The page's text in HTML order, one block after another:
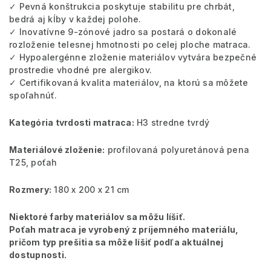
✓ Pevná konštrukcia poskytuje stabilitu pre chrbát,
bedrá aj kĺby v každej polohe.
✓ Inovatívne 9-zónové jadro sa postará o dokonalé
rozloženie telesnej hmotnosti po celej ploche matraca.
✓ Hypoalergénne zloženie materiálov vytvára bezpečné
prostredie vhodné pre alergikov.
✓ Certifikovaná kvalita materiálov, na ktorú sa môžete
spoľahnúť.
Kategória tvrdosti matraca: H3 stredne tvrdý
Materiálové zloženie: profilovaná polyuretánová pena
T25, poťah
Rozmery: 180 x 200 x 21 cm
Niektoré farby materiálov sa môžu líšiť.
Poťah matraca je vyrobený z príjemného materiálu,
pričom typ prešitia sa môže líšiť podľa aktuálnej
dostupnosti.